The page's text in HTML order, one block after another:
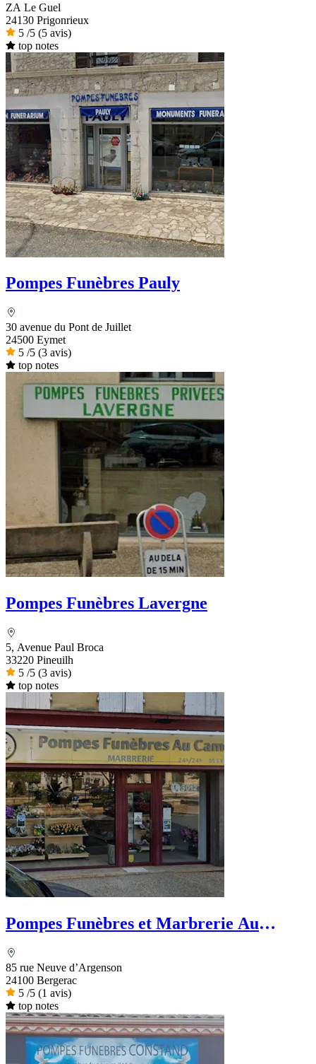
ZA Le Guel
24130 Prigonrieux
5 /5 (5 avis)
top notes
Pompes Funèbres Pauly
30 avenue du Pont de Juillet
24500 Eymet
5 /5 (3 avis)
top notes
Pompes Funèbres Lavergne
5, Avenue Paul Broca
33220 Pineuilh
5 /5 (3 avis)
top notes
Pompes Funèbres et Marbrerie Au
85 rue Neuve d’Argenson
24100 Bergerac
5 /5 (1 avis)
top notes